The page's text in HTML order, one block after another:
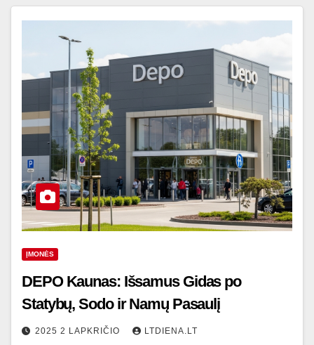
ĮMONĖS
DEPO Kaunas: Išsamus Gidas po
Statybų, Sodo ir Namų Pasaulį
2025 2 LAPKRIČIO LTDIENA.LT